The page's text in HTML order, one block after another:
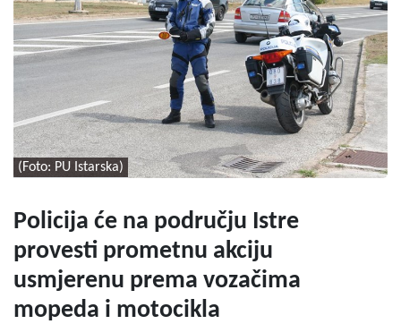
(Foto: PU Istarska)
Policija će na području Istre
provesti prometnu akciju
usmjerenu prema vozačima
mopeda i motocikla